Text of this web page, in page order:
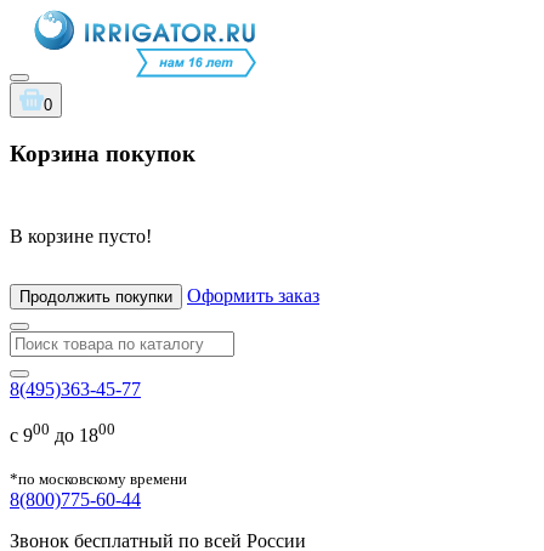
0
Корзина покупок
В корзине пусто!
Продолжить покупки Оформить заказ
8(495)363-45-77
с 900 до 1800
*по московскому времени
8(800)775-60-44
Звонок бесплатный по всей России